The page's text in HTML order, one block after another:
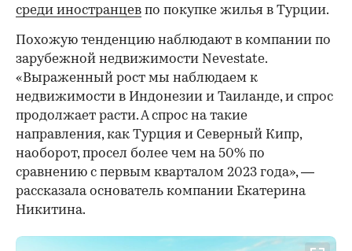
среди иностранцев по покупке жилья в Турции.
Похожую тенденцию наблюдают в компании по
зарубежной недвижимости Nevestate.
«Выраженный рост мы наблюдаем к
недвижимости в Индонезии и Таиланде, и спрос
продолжает расти. А спрос на такие
направления, как Турция и Северный Кипр,
наоборот, просел более чем на 50% по
сравнению с первым кварталом 2023 года», —
рассказала основатель компании Екатерина
Никитина.